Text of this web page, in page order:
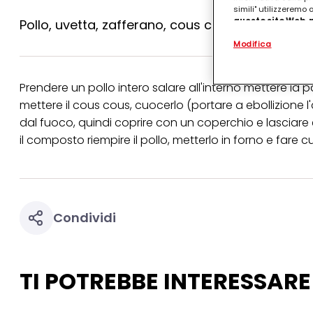
Pollo, uvetta, zafferano, cous cous, olio, sale,
Prendere un pollo intero salare all'interno mettere la
mettere il cous cous, cuocerlo (portare a ebollizione
dal fuoco, quindi coprire con un coperchio e
il composto riempire il pollo, metterlo in forno e fare
Condividi
TI POTREBBE
simili" utilizzeremo
questo sito
.
(rispettivamente
terzi, conservare
identificati) su
misurare e
Puoi trovare
collegata nel piè di
Modifica